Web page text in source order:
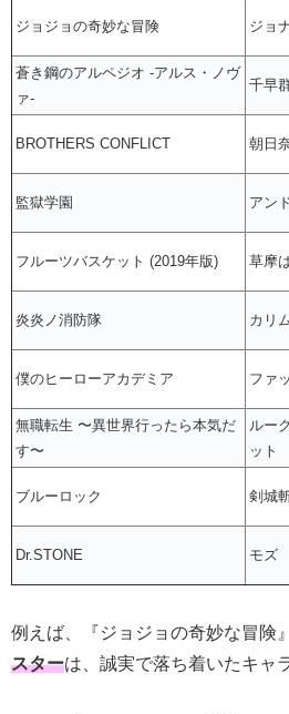
ジョジョの奇妙な冒険 ジョ
蒼き鋼のアルペジオ -アルス・ノヴ
ァ-
千早
BROTHERS CONFLICT 朝日
監獄学園 アン
フルーツバスケット (2019年版) 草摩
炎炎ノ消防隊 カリ
僕のヒーローアカデミア ファ
無職転生 〜異世界行ったら本気だ
す〜
ルー
ット
ブルーロック 剣城
Dr.STONE モズ
例えば、『ジョジョの奇妙な冒険
スターは、誠実で落ち着いたキャ